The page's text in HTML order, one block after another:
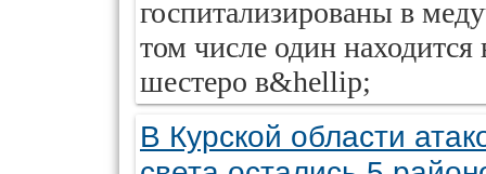
госпитализированы в
том числе один
шестеро в&hellip;
В Курской области